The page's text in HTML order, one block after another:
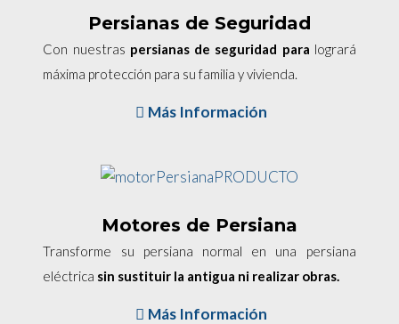
Persianas de Seguridad
Con nuestras persianas de seguridad para logrará
máxima protección para su familia y vivienda.
Más Información
Motores de Persiana
Transforme su persiana normal en una persiana
eléctrica sin sustituir la antigua ni realizar obras.
Más Información